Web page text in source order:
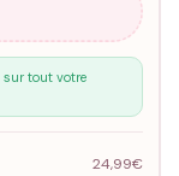
sur tout votre
24,99€